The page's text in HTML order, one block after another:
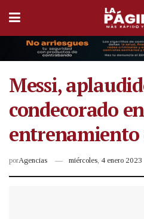
Messi,
condecorado
entrenamiento
porAgencias miércoles, 4 enero